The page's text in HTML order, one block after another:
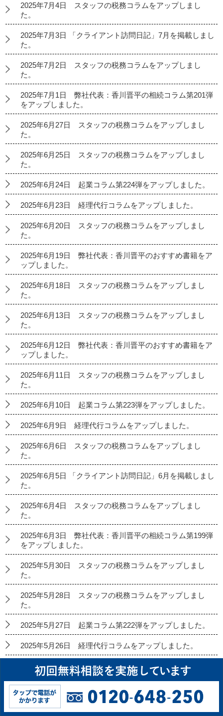
2025年7月4日 スタッフの税務コラムをアップしまし
た。
2025年7月3日 「クライアント訪問日記」7月を掲載しまし
た。
2025年7月2日 スタッフの税務コラムをアップしまし
た。
2025年7月1日 弊社代表：香川晋平の相続コラム第201弾
をアップしました。
2025年6月27日 スタッフの税務コラムをアップしまし
た。
2025年6月25日 スタッフの税務コラムをアップしまし
た。
2025年6月24日 起業コラム第224弾をアップしました。
2025年6月23日 経理代行コラムをアップしました。
2025年6月20日 スタッフの税務コラムをアップしまし
た。
2025年6月19日 弊社代表：香川晋平のおすすめ書籍をア
ップしました。
2025年6月18日 スタッフの税務コラムをアップしまし
た。
2025年6月13日 スタッフの税務コラムをアップしまし
た。
2025年6月12日 弊社代表：香川晋平のおすすめ書籍をア
ップしました。
2025年6月11日 スタッフの税務コラムをアップしまし
た。
2025年6月10日 起業コラム第223弾をアップしました。
2025年6月9日 経理代行コラムをアップしました。
2025年6月6日 スタッフの税務コラムをアップしまし
た。
2025年6月5日 「クライアント訪問日記」6月を掲載しまし
た。
2025年6月4日 スタッフの税務コラムをアップしまし
た。
2025年6月3日 弊社代表：香川晋平の相続コラム第199弾
をアップしました。
2025年5月30日 スタッフの税務コラムをアップしまし
た。
2025年5月28日 スタッフの税務コラムをアップしまし
た。
2025年5月27日 起業コラム第222弾をアップしました。
2025年5月26日 経理代行コラムをアップしました。
2025年5月23日 スタッフの税務コラムをアップしまし
た。
2025年5月21日 スタッフの税務コラムをアップしまし
た。